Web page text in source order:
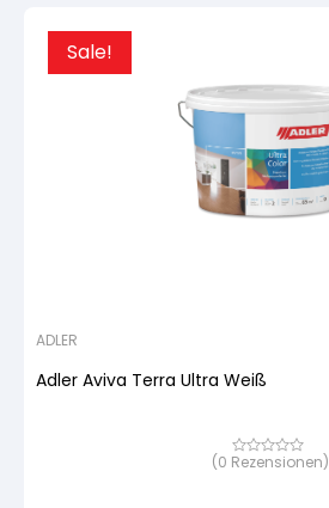
Sale!
ADLER
Adler Aviva Terra Ultra Weiß
Bewertet
(0 Rezensionen)